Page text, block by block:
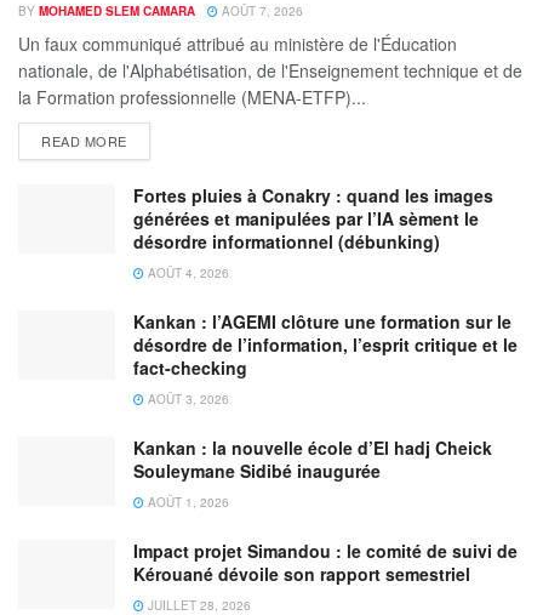
BY MOHAMED SLEM CAMARA AOÛT 7, 2026
Un faux communiqué attribué au ministère de l'Éducation
nationale, de l'Alphabétisation, de l'Enseignement technique et de
la Formation professionnelle (MENA-ETFP)...
READ MORE
Fortes pluies à Conakry : quand les images
générées et manipulées par l’IA sèment le
désordre informationnel (débunking)
AOÛT 4, 2026
Kankan : l’AGEMI clôture une formation sur le
désordre de l’information, l’esprit critique et le
fact-checking
AOÛT 3, 2026
Kankan : la nouvelle école d’El hadj Cheick
Souleymane Sidibé inaugurée
AOÛT 1, 2026
Impact projet Simandou : le comité de suivi de
Kérouané dévoile son rapport semestriel
JUILLET 28, 2026